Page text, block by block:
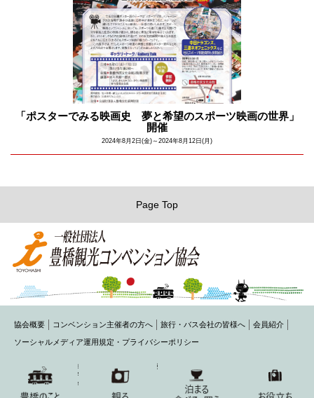
「ポスターでみる映画史 夢と希望のスポーツ映画の世界」
開催
2024年8月2日(金)～2024年8月12日(月)
Page Top
協会概要 コンベンション主催者の方へ 旅行・バス会社の皆様へ 会員紹介
ソーシャルメディア運用規定・プライバシーポリシー
〒440-0075 豊橋市花田町字石塚42-1(豊橋商工会議所内)
TEL： 0532-54-1484 FAX： 0532-54-2220
MAIL： toyohashi@honokuni.or.jp